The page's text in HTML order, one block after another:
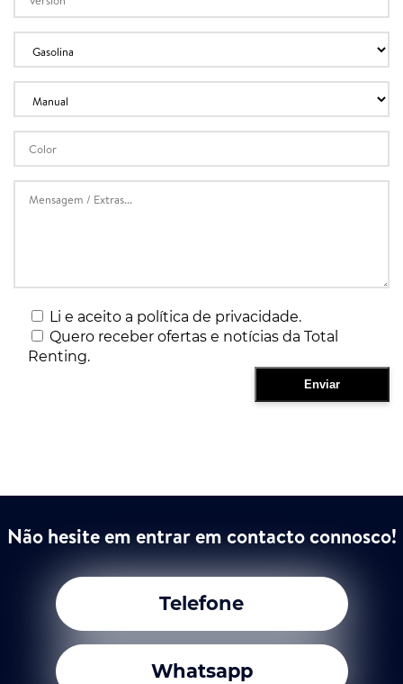
Li e aceito a política de privacidade.
Quero receber ofertas e notícias da Total
Renting.
Não hesite em entrar em contacto connosco!
Telefone
Whatsapp